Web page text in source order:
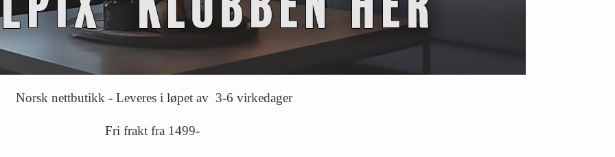
Norsk nettbutikk - Leveres i løpet av 3-6 virkedager
Fri frakt fra 1499-